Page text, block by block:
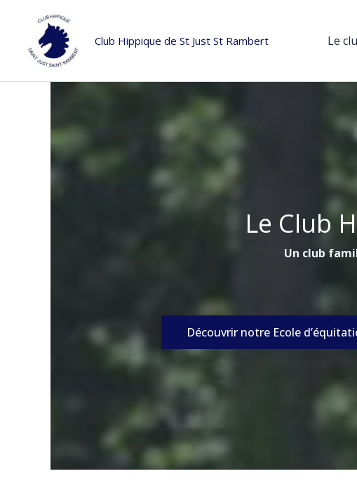
contenu
Club Hippique de St Just St Rambert Le
Le Club
Un club
Découvrir notre Ecole